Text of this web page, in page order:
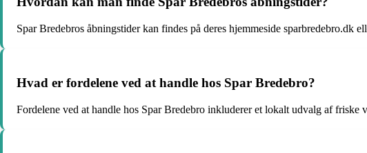
Spar Bredebros åbningstider kan findes på deres hjemmeside sparbredebro.dk
Hvad er fordelene ved at handle hos Spar Bredebro?
Fordelene ved at handle hos Spar Bredebro inkluderer et lokalt udvalg af